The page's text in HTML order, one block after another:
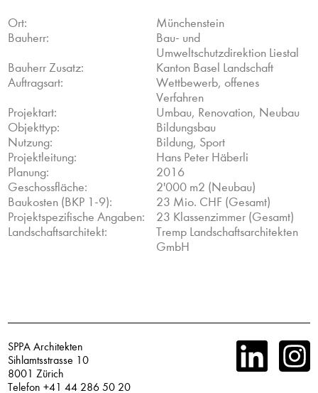
Ort:
Münchenstein
Bauherr:
Bau- und
Umweltschutzdirektion Liestal
Bauherr Zusatz:
Kanton Basel Landschaft
Auftragsart:
Wettbewerb, offenes
Verfahren
Projektart:
Umbau, Renovation, Neubau
Objekttyp:
Bildungsbau
Nutzung:
Bildung, Sport
Projektleitung:
Hans Peter Häberli
Planung:
2016
Geschossfläche:
2'000 m2 (Neubau)
Baukosten (BKP 1-9):
23 Mio. CHF (Gesamt)
Projektspezifische Angaben:
23 Klassenzimmer (Gesamt)
Landschaftsarchitekt:
Tremp Landschaftsarchitekten
GmbH
SPPA Architekten
Sihlamtsstrasse 10
8001 Zürich
Telefon +41 44 286 50 20